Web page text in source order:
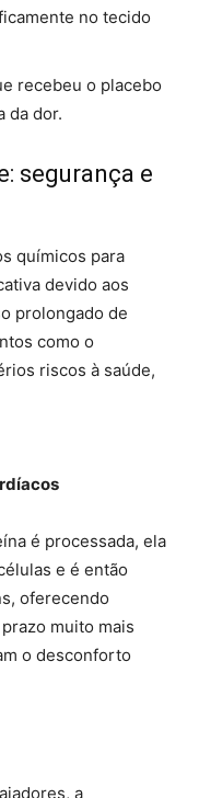
no tecido
recebeu o placebo
da dor.
segurança e
químicos para
devido aos
prolongado de
como o
riscos à saúde,
é processada, ela
e é então
oferecendo
muito mais
o desconforto
a